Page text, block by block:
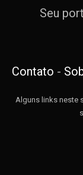
Seu
Contato -
Alguns links neste